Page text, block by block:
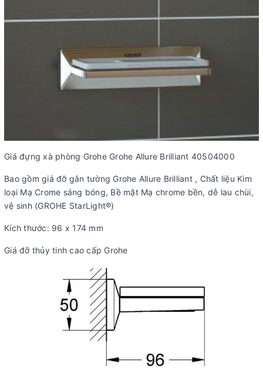
Giá đựng xà phòng Grohe Grohe Allure Brilliant 40504000
Bao gồm giá đỡ gắn tường Grohe Allure Brilliant , Chất liệu Kim
loại Mạ Crome sáng bóng, Bề mặt Mạ chrome bền, dễ lau chùi,
vệ sinh (GROHE StarLight®)
Kích thước: 96 x 174 mm
Giá đỡ thủy tinh cao cấp Grohe